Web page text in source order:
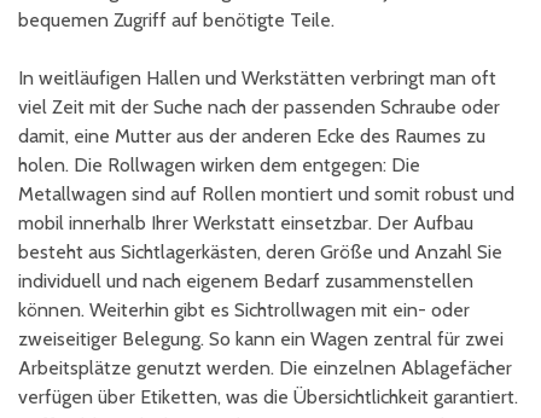
bequemen Zugriff auf benötigte Teile.
In weitläufigen Hallen und Werkstätten verbringt man oft
viel Zeit mit der Suche nach der passenden Schraube oder
damit, eine Mutter aus der anderen Ecke des Raumes zu
holen. Die Rollwagen wirken dem entgegen: Die
Metallwagen sind auf Rollen montiert und somit robust und
mobil innerhalb Ihrer Werkstatt einsetzbar. Der Aufbau
besteht aus Sichtlagerkästen, deren Größe und Anzahl Sie
individuell und nach eigenem Bedarf zusammenstellen
können. Weiterhin gibt es Sichtrollwagen mit ein- oder
zweiseitiger Belegung. So kann ein Wagen zentral für zwei
Arbeitsplätze genutzt werden. Die einzelnen Ablagefächer
verfügen über Etiketten, was die Übersichtlichkeit garantiert.